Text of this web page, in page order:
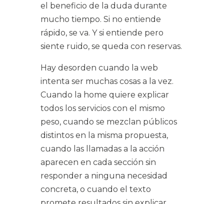
el beneficio de la duda durante
mucho tiempo. Si no entiende
rápido, se va. Y si entiende pero
siente ruido, se queda con reservas.
Hay desorden cuando la web
intenta ser muchas cosas a la vez.
Cuando la home quiere explicar
todos los servicios con el mismo
peso, cuando se mezclan públicos
distintos en la misma propuesta,
cuando las llamadas a la acción
aparecen en cada sección sin
responder a ninguna necesidad
concreta, o cuando el texto